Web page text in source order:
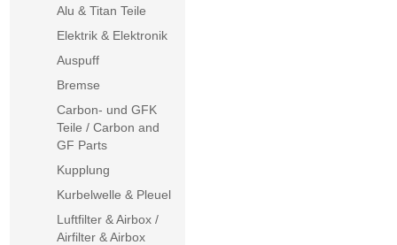
Alu & Titan Teile
Elektrik & Elektronik
Auspuff
Bremse
Carbon- und GFK
Teile / Carbon and
GF Parts
Kupplung
Kurbelwelle & Pleuel
Luftfilter & Airbox /
Airfilter & Airbox